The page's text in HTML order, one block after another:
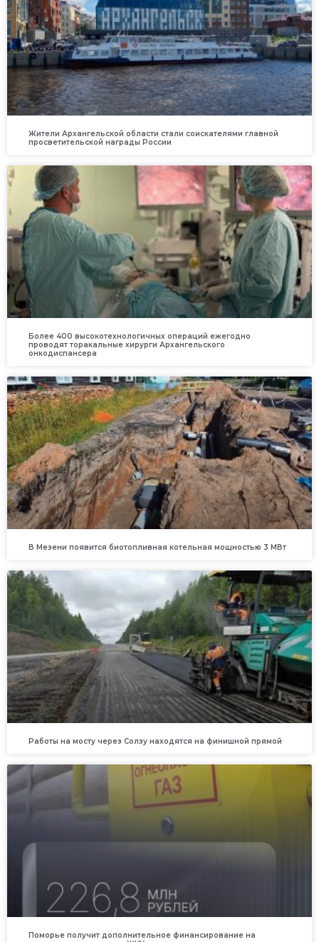
Жители Архангельской области стали соискателями главной
просветительской награды России
Более 400 высокотехнологичных операций ежегодно
проводят торакальные хирурги Архангельского
онкодиспансера
В Мезени появится биотопливная котельная мощностью 3 МВт
Работы на мосту через Солзу находятся на финишной прямой
Поморье получит дополнительное финансирование на